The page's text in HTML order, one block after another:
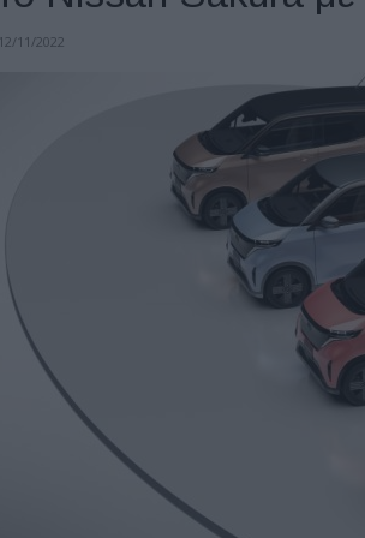
12/11/2022